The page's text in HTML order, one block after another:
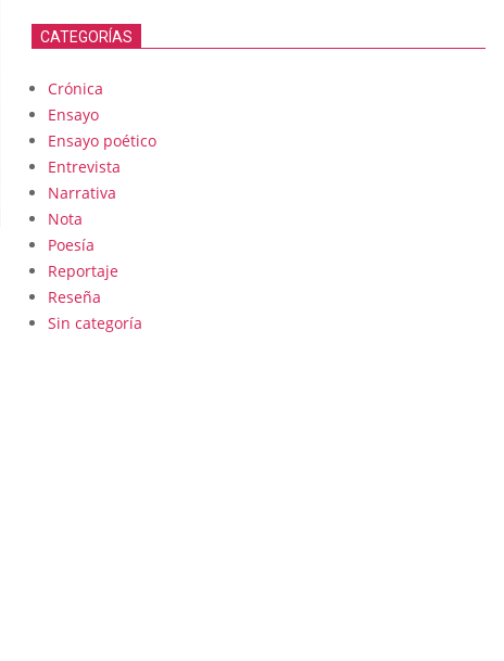
CATEGORÍAS
Crónica
Ensayo
Ensayo poético
Entrevista
Narrativa
Nota
Poesía
Reportaje
Reseña
Sin categoría